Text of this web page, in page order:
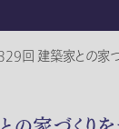
回 建築家との家